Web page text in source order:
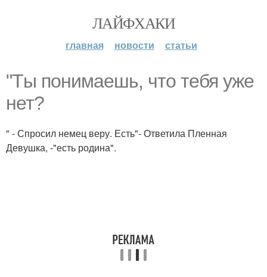
ЛАЙФХАКИ
главная новости статьи
"Tы понимаешь, что тебя уже
нет?
" - Спросил немец веру. Есть"- Ответила Пленная
Девушка, -"есть родина".